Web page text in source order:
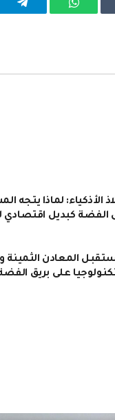
واتساب
الأذكياء: لماذا يتجه
الفضة كبديل اقتصادي
المعادن الثمينة
على بريق